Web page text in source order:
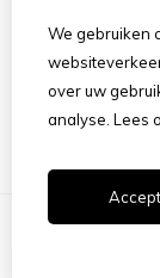
Contact
Retourneren
Sitemap
We gebruiken
over uw
analyse. Lees